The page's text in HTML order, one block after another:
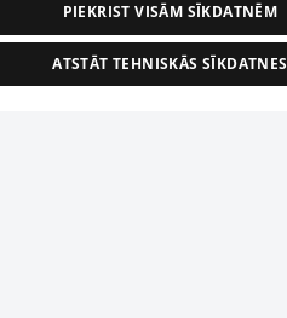
PIEKRIST VISĀM SĪKDATNĒM
ATSTĀT TEHNISKĀS SĪKDATNES